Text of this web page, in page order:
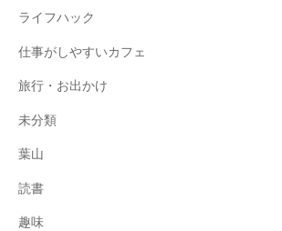
ライフハック
仕事がしやすいカフェ
旅行・お出かけ
未分類
葉山
読書
趣味